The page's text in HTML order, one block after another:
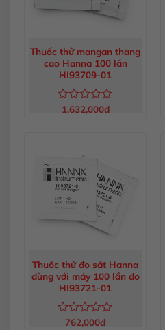
Thuốc thử mangan thang
cao Hanna 100 lần
HI93709-01
Được
1,632,000đ
Thuốc thử đo sắt Hanna
dùng với máy 100 lần đo
HI93721-01
Được
762,000đ